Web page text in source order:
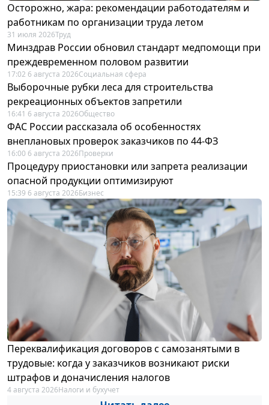
Осторожно, жара: рекомендации работодателям и
работникам по организации труда летом
31 июля 2026Труд
Минздрав России обновил стандарт медпомощи при
преждевременном половом развитии
17:02 6 августа 2026Социальная сфера
Выборочные рубки леса для строительства
рекреационных объектов запретили
16:41 6 августа 2026Общество
ФАС России рассказала об особенностях
внеплановых проверок заказчиков по 44-ФЗ
16:00 6 августа 2026Проверки
Процедуру приостановки или запрета реализации
опасной продукции оптимизируют
15:39 6 августа 2026Бизнес
Переквалификация договоров с самозанятыми в
трудовые: когда у заказчиков возникают риски
штрафов и доначисления налогов
4 августа 2026Налоги и бухучет